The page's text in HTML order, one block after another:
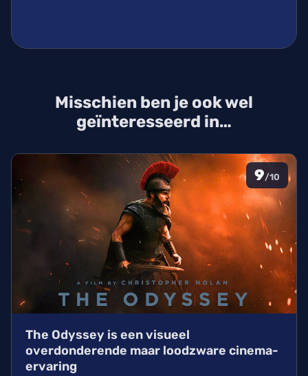
Misschien ben je ook wel
geïnteresseerd in…
9/10
The Odyssey is een visueel
overdonderende maar loodzware cinema-
ervaring